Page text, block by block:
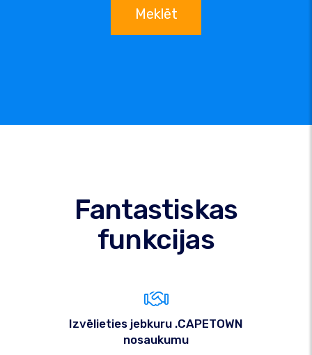
Meklēt
Fantastiskas
funkcijas
Izvēlieties jebkuru .CAPETOWN
nosaukumu